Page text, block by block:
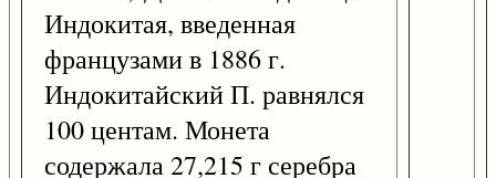
Индокитая, введенная
французами в 1886 г.
Индокитайский П. равнялся
100 центам. Монета
содержала 27,215 г серебра